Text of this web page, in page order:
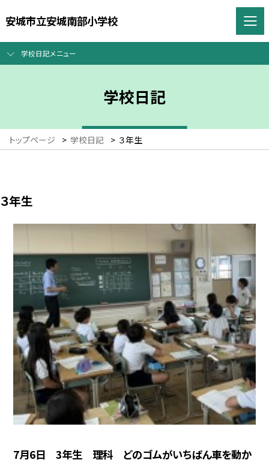
安城市立安城南部小学校
学校日記メニュー
学校日記
トップページ > 学校日記 > ３年生
３年生
7月6日 3年生 理科 どのゴムがいちばん車を動か